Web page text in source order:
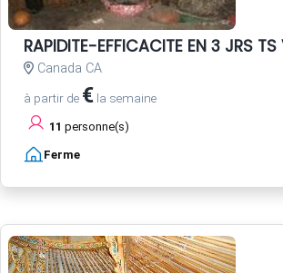
RAPIDITE-EFFICACITE EN 3 JRS
Canada CA
à partir de € la semaine
11 personne(s)
Ferme